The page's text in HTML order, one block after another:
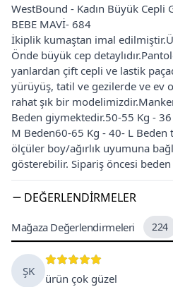
WestBound - Kadın Büyük Cepli
BEBE MAVİ- 684
İkiplik kumaştan imal
Önde büyük cep
yanlardan çift cepli ve lastik
yürüyüş, tatil ve gezilerde ve ev
rahat şık bir
Beden giymektedir.50-55 Kg -
M Beden60-65 Kg - 40- L
ölçüler boy/ağırlık uyumuna
gösterebilir. Sipariş öncesi
DEĞERLENDIRMELER
Mağaza Değerlendirmeleri 224
ŞK
ürün çok güzel